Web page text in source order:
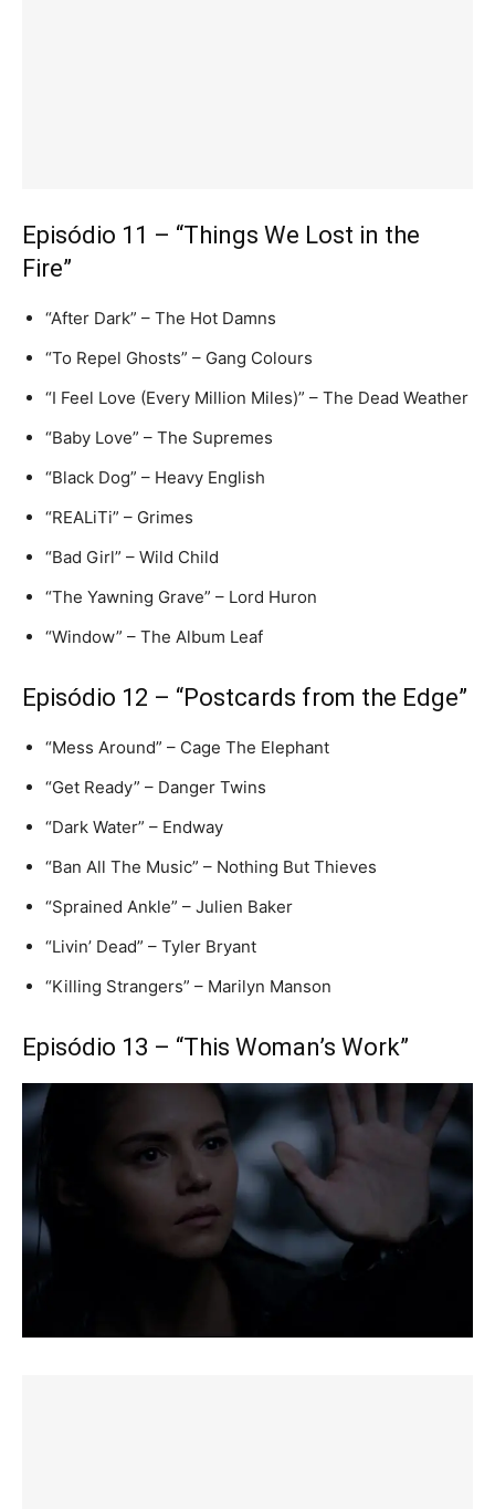
Episódio 11 – “Things We Lost in the
Fire”
“After Dark” – The Hot Damns
“To Repel Ghosts” – Gang Colours
“I Feel Love (Every Million Miles)” – The Dead Weather
“Baby Love” – The Supremes
“Black Dog” – Heavy English
“REALiTi” – Grimes
“Bad Girl” – Wild Child
“The Yawning Grave” – Lord Huron
“Window” – The Album Leaf
Episódio 12 – “Postcards from the Edge”
“Mess Around” – Cage The Elephant
“Get Ready” – Danger Twins
“Dark Water” – Endway
“Ban All The Music” – Nothing But Thieves
“Sprained Ankle” – Julien Baker
“Livin’ Dead” – Tyler Bryant
“Killing Strangers” – Marilyn Manson
Episódio 13 – “This Woman’s Work”